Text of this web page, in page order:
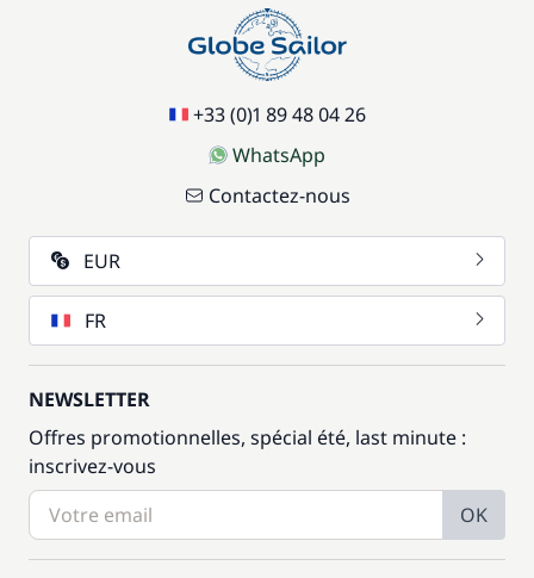
+33 (0)1 89 48 04 26
WhatsApp
Contactez-nous
EUR
FR
NEWSLETTER
Offres promotionnelles, spécial été, last minute :
inscrivez-vous
OK